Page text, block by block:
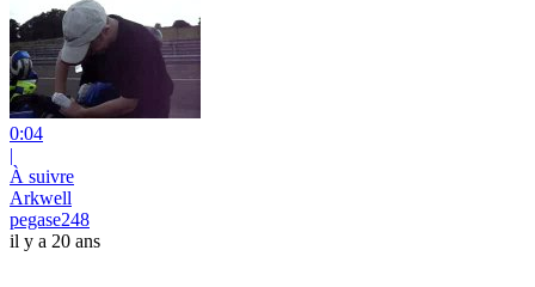
0:04
|
À suivre
Arkwell
pegase248
il y a 20 ans